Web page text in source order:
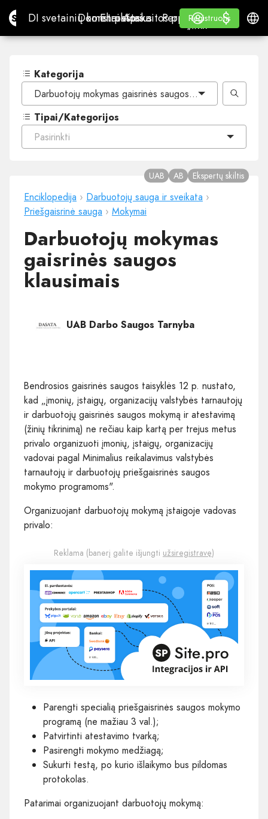
Site.proDI svetainių konstruktorius
DI svetainių konstruktorius
Domenai
DomenaiEl. paštas
El. paštasApskaitos programa
Apskaitos programa
Perpardavėjams
„WHITE LABEL“
Mokymasis
Mokymasis
Registruotis
Registruotis
Prisijungti
$
$
Kategorija
Darbuotojų mokymas gaisrinės saugos klausimais
Tipai/Kategorijos
Pasirinkti
Enciklopedija › Darbuotojų sauga ir sveikata ›
Priešgaisrinė sauga › Mokymai
Darbuotojų mokymas
gaisrinės saugos
klausimais
UAB AB Ekspertų skiltis
UAB Darbo Saugos Tarnyba
Bendrosios gaisrinės saugos taisyklės 12 p. nustato,
kad „įmonių, įstaigų, organizacijų valstybės tarnautojų
ir darbuotojų gaisrinės saugos mokymą ir atestavimą
(žinių tikrinimą) ne rečiau kaip kartą per trejus metus
privalo organizuoti įmonių, įstaigų, organizacijų
vadovai pagal Minimalius reikalavimus valstybės
tarnautojų ir darbuotojų priešgaisrinės saugos
mokymo programoms".
Organizuojant darbuotojų mokymą įstaigoje vadovas
privalo:
Reklama (banerį galite išjungti užsiregistravę)
Parengti specialią priešgaisrinės saugos mokymo
programą (ne mažiau 3 val.);
Patvirtinti atestavimo tvarką;
Pasirengti mokymo medžiagą;
Sukurti testą, po kurio išlaikymo bus pildomas
protokolas.
Patarimai organizuojant darbuotojų mokymą: